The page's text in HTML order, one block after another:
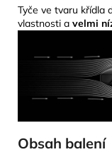
Tyče ve tvaru křídla
vlastnosti a velmi
Obsah balení